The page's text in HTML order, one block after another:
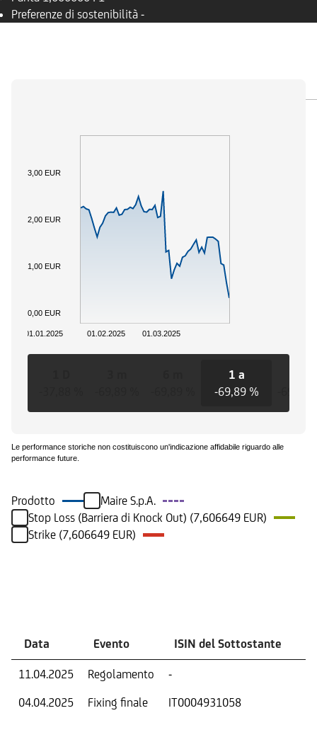
Preferenze di sostenibilità -
01.02.2025 01.03.2025
01.01.2025
0,00 EUR
1,00 EUR
2,00 EUR
3,00 EUR
1 a
-69,89 %
Le performance storiche non costituiscono un'indicazione affidabile riguardo alle
performance future.
Prodotto
Maire S.p.A.
Stop Loss (Barriera di Knock Out) (7,606649 EUR)
Strike (7,606649 EUR)
Data Evento ISIN del Sottostante
11.04.2025 Regolamento -
04.04.2025
Fixing finale IT0004931058